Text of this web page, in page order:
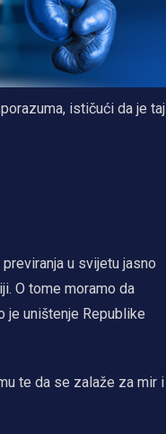
ističući da je taj
u svijetu jasno
O tome moramo da
je uništenje Republike
te da se zalaže za mir i